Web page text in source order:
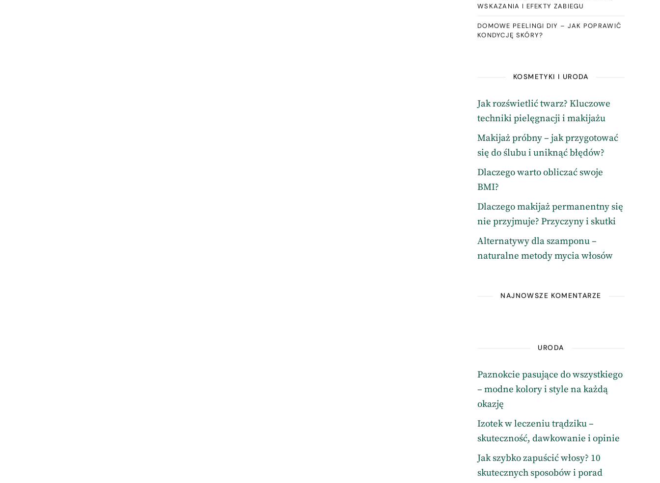
WSKAZANIA I EFEKTY ZABIEGU
DOMOWE PEELINGI DIY – JAK POPRAWIĆ
KONDYCJĘ SKÓRY?
KOSMETYKI I URODA
Jak rozświetlić twarz? Kluczowe
techniki pielęgnacji i makijażu
Makijaż próbny – jak przygotować
się do ślubu i uniknąć błędów?
Dlaczego warto obliczać swoje
BMI?
Dlaczego makijaż permanentny się
nie przyjmuje? Przyczyny i skutki
Alternatywy dla szamponu –
naturalne metody mycia włosów
NAJNOWSZE KOMENTARZE
URODA
Paznokcie pasujące do wszystkiego
– modne kolory i style na każdą
okazję
Izotek w leczeniu trądziku –
skuteczność, dawkowanie i opinie
Jak szybko zapuścić włosy? 10
skutecznych sposobów i porad